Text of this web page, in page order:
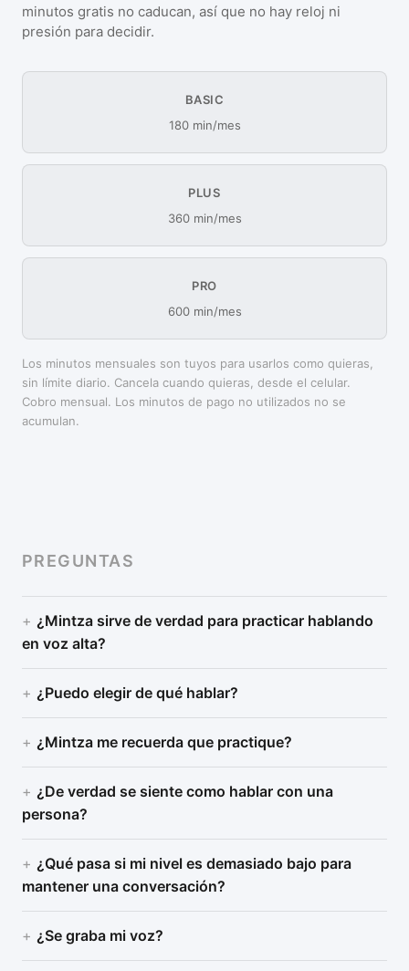
minutos gratis no caducan, así que no hay reloj ni
presión para decidir.
BASIC
180 min/mes
PLUS
360 min/mes
PRO
600 min/mes
Los minutos mensuales son tuyos para usarlos como quieras,
sin límite diario. Cancela cuando quieras, desde el celular.
Cobro mensual. Los minutos de pago no utilizados no se
acumulan.
PREGUNTAS
¿Mintza sirve de verdad para practicar hablando
en voz alta?
¿Puedo elegir de qué hablar?
¿Mintza me recuerda que practique?
¿De verdad se siente como hablar con una
persona?
¿Qué pasa si mi nivel es demasiado bajo para
mantener una conversación?
¿Se graba mi voz?